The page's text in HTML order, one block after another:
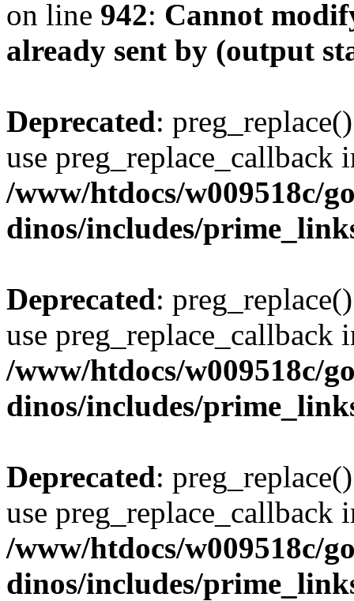
on line 942: Cannot
already sent by (output
Deprecated:
use preg_replace_callback
/www/htdocs/w009518c/
dinos/includes/
Deprecated:
use preg_replace_callback
/www/htdocs/w009518c/
dinos/includes/
Deprecated:
use preg_replace_callback
/www/htdocs/w009518c/
dinos/includes/